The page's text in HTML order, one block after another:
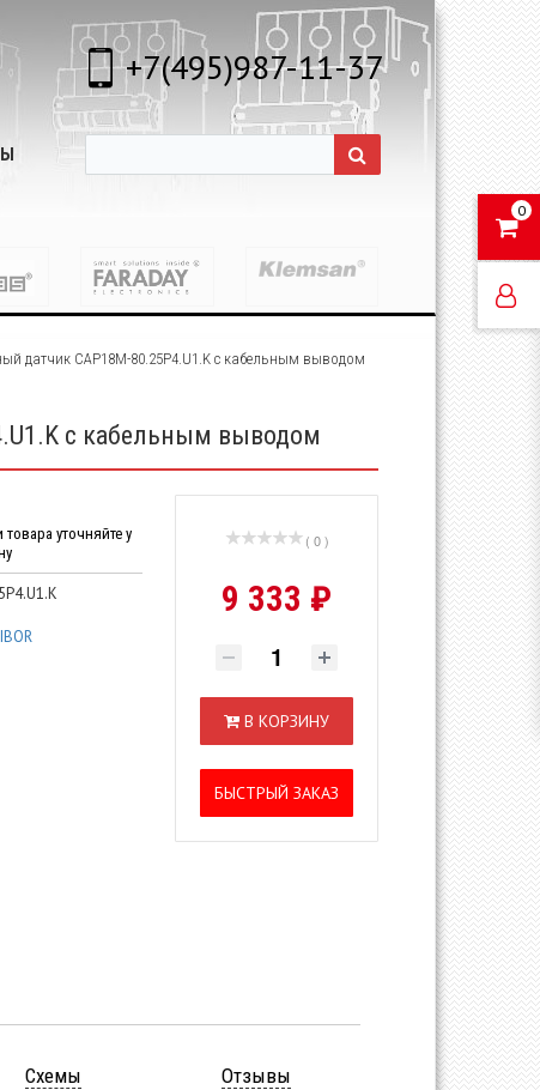
0
+7(495)987-11-37
датчик CAP18M-80.25P4.U1.K с кабельным выводом
с кабельным выводом
( 0 )
9 333 ₽
В КОРЗИНУ
БЫСТРЫЙ ЗАКАЗ
уточняйте у
Схемы Отзывы